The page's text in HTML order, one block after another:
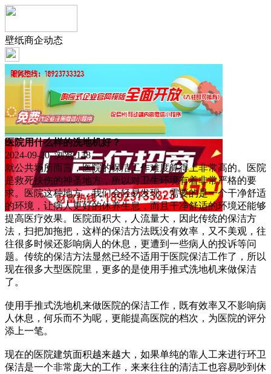
壁纸商企动态
医院用什么样的洗地机好？
2024-09-20 浏览:138
就公共场所而言，医院的保洁工作难度算得上非常高的。医院
是救死扶伤的神圣地方，所以对卫生环境有着非常严格的要
求。医院这种地方，我们会轻易发现，需要的是一个干净舒适
的环境，让病人更好的休养生息，而且干净舒适的环境还能够
提高医疗效果。医院面积大，人流量大，因此传统的保洁方
法，扫把加拖把，这样的保洁方法既没有效率，又不美观，往
往很多时候还影响病人的休息，更遭到一些病人的投诉等问
题。传统的保洁方法显然已经不适用于医院保洁工作了，所以
现在很多大型医院里，更多的是使用手推式洗地机来做保洁
了。
使用手推式洗地机来做医院的保洁工作，既有效率又不影响病
人休息，何乐而不为呢，更能提高医院的档次，为医院的评分
添上一笔。
现在的医院建筑面积越来越大，如果单纯的靠人工来进行环卫
保洁是一个非常庞大的工作，来来往往的清洁工也容易吵到休